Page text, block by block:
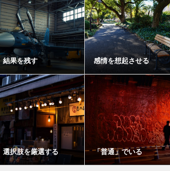
結果を残す 感情を想起させる
選択肢を厳選する 「普通」でいる